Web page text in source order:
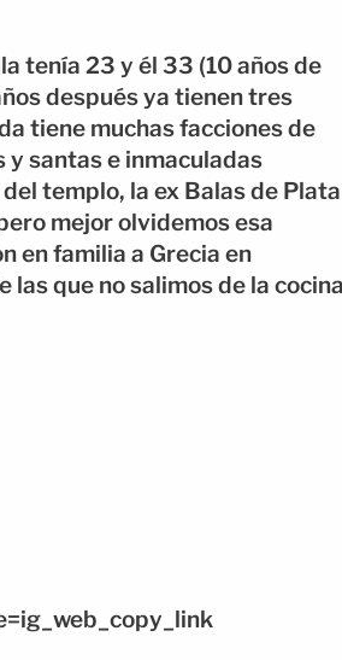
tenía 23 y él 33 (10 años de
después ya tienen tres
tiene muchas facciones de
y santas e inmaculadas
templo, la ex Balas de Plata
mejor olvidemos esa
en familia a Grecia en
que no salimos de la